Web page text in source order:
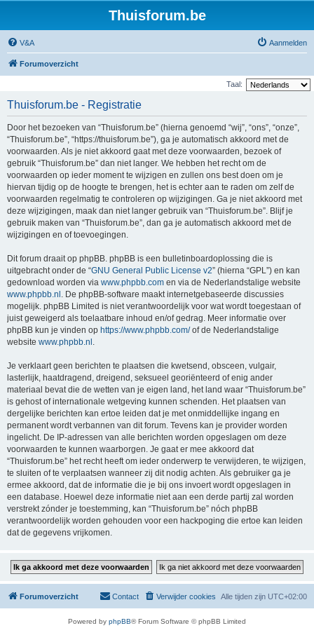
Thuisforum.be
V&A Aanmelden
Forumoverzicht
Taal:
Thuisforum.be - Registratie
Door het bezoeken van “Thuisforum.be” (hierna genoemd “wij”, “ons”, “onze”,
“Thuisforum.be”, “https://thuisforum.be”), ga je automatisch akkoord met de
voorwaarden. Als je niet akkoord gaat met deze voorwaarden, bezoek of
gebruik “Thuisforum.be” dan niet langer. We hebben het recht om de
voorwaarden op ieder moment te wijzigen en zullen ons best doen om je
hiervan tijdig op de hoogte te brengen, het is echter aan te raden om zelf de
voorwaarden regelmatig te controleren op wijzigingen. Ga je niet akkoord met
deze wijzigingen, maak dan niet langer gebruik van “Thuisforum.be”. Blijf je
gebruik maken van “Thuisforum.be”, dan ga je automatisch akkoord met de
wijzigingen en of toevoegingen.
Dit forum draait op phpBB. phpBB is een bulletinboardoplossing die is
uitgebracht onder de “GNU General Public License v2” (hierna “GPL”) en kan
gedownload worden via www.phpbb.com en via de Nederlandstalige website
www.phpbb.nl . De phpBB-software maakt internetgebaseerde discussies
mogelijk. phpBB Limited is niet verantwoordelijk voor wat wordt toegestaan of
juist geweigerd als toelaatbare inhoud en/of gedrag. Meer informatie over
phpBB kun je vinden op https://www.phpbb.com/of de Nederlandstalige
website www.phpbb.nl .
Je verklaart geen berichten te plaatsen die kwetsend, obsceen, vulgair,
lasterlijk, haatdragend, dreigend, seksueel georiënteerd of enig ander
materiaal bevat die de wetten van je eigen land, het land waar “Thuisforum.be”
is gehost of internationale wetgeving kunnen schenden. Het plaatsen van
dergelijke berichten kan ertoe leiden dat je met onmiddellijke ingang en
permanent wordt verbannen van dit forum. Tevens kan je provider worden
ingelicht. De IP-adressen van alle berichten worden opgeslagen om deze
voorwaarden te kunnen waarborgen. Je gaat er mee akkoord dat
“Thuisforum.be” het recht heeft om ieder onderwerp te verwijderen, te wijzigen,
te sluiten of te verplaatsen wanneer zij dit nodig achten. Als gebruiker ga je
ermee akkoord, dat de informatie die je bij ons invoert wordt opgeslagen in
een database. Hoewel deze informatie niet aan een derde partij zal worden
verstrekt zónder je toestemming, kan “Thuisforum.be” nóch phpBB
verantwoordelijk worden gehouden voor een hackpoging die ertoe kan leiden
dat de gegevens vrijkomen.
Forumoverzicht Alle tijden zijn UTC+02:00
Verwijder cookies
Contact
Powered by phpBB® Forum Software © phpBB Limited